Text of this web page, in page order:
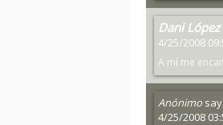
Dani López
4/25/2008
A mí me
Anónimo
4/25/2008